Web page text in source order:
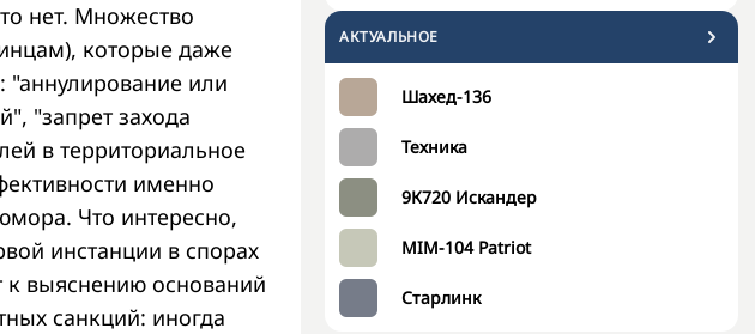
АКТУАЛЬНОЕ
Шахед-136
Техника
9К720 Искандер
MIM-104 Patriot
Старлинк
нет. Множество
которые даже
"аннулирование или
"запрет захода
в территориальное
именно
Что интересно,
инстанции в спорах
выяснению оснований
санкций: иногда